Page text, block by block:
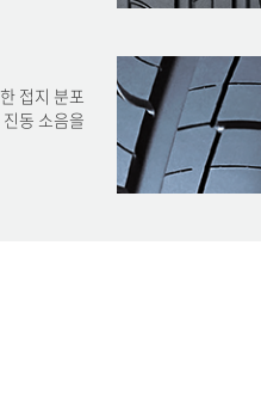
접지 분포
동 소음을